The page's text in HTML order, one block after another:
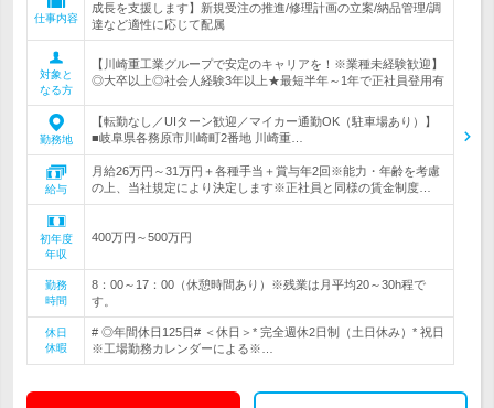
仕事内容
成長を支援します】新規受注の推進/修理計画の立案/納品管理/調
達など適性に応じて配属
対象と
なる方
【川崎重工業グループで安定のキャリアを！※業種未経験歓迎】
◎大卒以上◎社会人経験3年以上★最短半年～1年で正社員登用有
勤務地
【転勤なし／UIターン歓迎／マイカー通勤OK（駐車場あり）】
■岐阜県各務原市川崎町2番地 川崎重…
給与
月給26万円～31万円＋各種手当＋賞与年2回※能力・年齢を考慮
の上、当社規定により決定します※正社員と同様の賃金制度…
初年度
年収
400万円～500万円
勤務
時間
8：00～17：00（休憩時間あり）※残業は月平均20～30h程で
す。
休日
休暇
# ◎年間休日125日# ＜休日＞* 完全週休2日制（土日休み）* 祝日
※工場勤務カレンダーによる※…